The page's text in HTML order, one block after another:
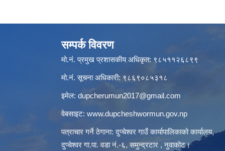
सम्पर्क विवरण
मो.नं. प्रमुख प्रशासकीय अधिकृत: ९८५११२६८९९
मो.नं. सूचना अधिकारी: ९८६९०८५३१८
इमेल: dupcherumun2017@gmail.com
वेबसाइट: www.dupcheshwormun.gov.np
पत्राचार गर्ने ठेगाना: दुप्चेश्वर गाउँ कार्यापालिकाको कार्यालय,
दुप्चेश्वर गा.पा. वडा नं.-६, समुन्द्रटार , नुवाकोट।